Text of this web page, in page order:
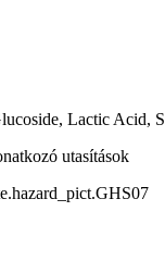
Lactic Acid,
utasítások